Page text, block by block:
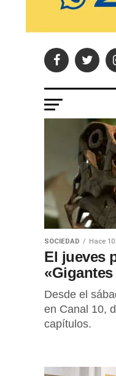
SOCIEDAD Hace
El jueves
Desde el
en Canal 10,
capítulos.